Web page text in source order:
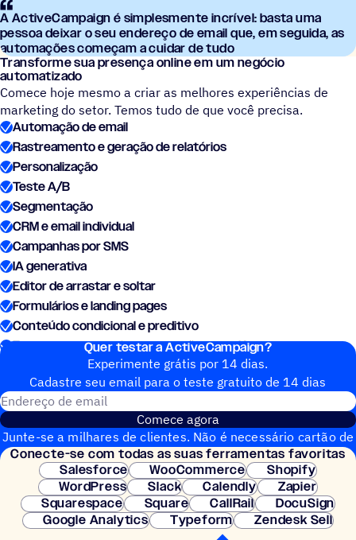
A ActiveCampaign é simplesmente incrível: basta uma
pessoa deixar o seu endereço de email que, em seguida, as
automações começam a cuidar de tudo
Transforme sua presença online em um negócio
automatizado
Comece hoje mesmo a criar as melhores experiências de
marketing do setor. Temos tudo de que você precisa.
Automação de email
Rastreamento e geração de relatórios
Personalização
Teste A/B
Segmentação
CRM e email individual
Campanhas por SMS
IA generativa
Editor de arrastar e soltar
Formulários e landing pages
Conteúdo condicional e preditivo
Ferramenta para criar automações com IA
Quer testar a ActiveCampaign?
Experimente grátis por 14 dias.
Cadastre seu email para o teste gratuito de 14 dias
Comece agora
Junte-se a milhares de clientes. Não é necessário cartão de
crédito. Configuração instantânea.
Conecte-se com todas as suas ferramentas favoritas
Salesforce
WooCommerce
Shopify
WordPress
Slack Calendly
Zapier
Squarespace
Square CallRail
DocuSign
Google Analytics
Typeform Zendesk Sell